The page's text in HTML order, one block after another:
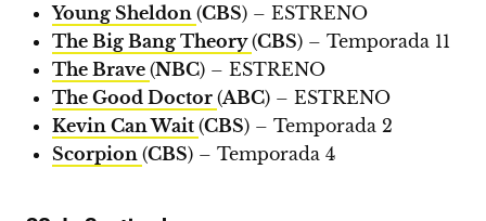
Young Sheldon (CBS) – ESTRENO
The Big Bang Theory(CBS) – Temporada 11
The Brave (NBC) – ESTRENO
The Good Doctor (ABC) – ESTRENO
Kevin Can Wait (CBS) – Temporada 2
Scorpion (CBS) – Temporada 4